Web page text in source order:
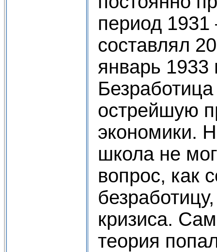
период 1931
составлял
январь 1933
острейшую
экономики.
школа не
вопрос, как
кризиса.
теория